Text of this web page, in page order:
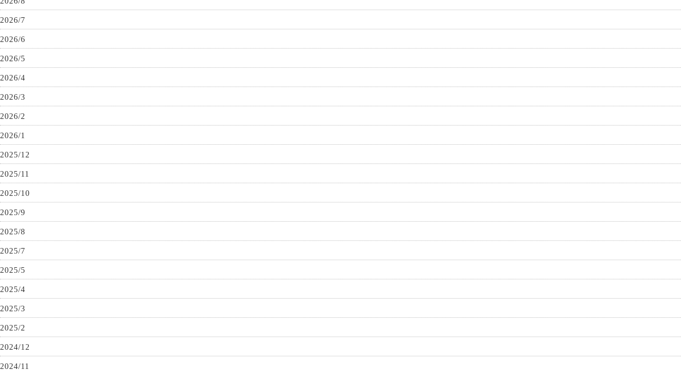
2026/7
2026/6
2026/5
2026/4
2026/3
2026/2
2026/1
2025/12
2025/11
2025/10
2025/9
2025/8
2025/7
2025/5
2025/4
2025/3
2025/2
2024/12
2024/11